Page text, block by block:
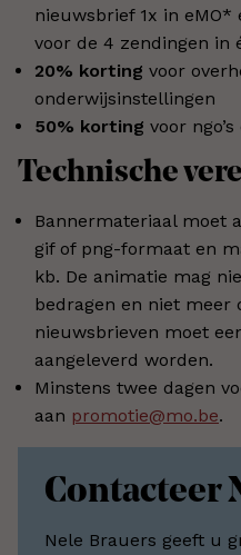
nieuwsbrief 1x in
voor de 4 zendingen in
20% korting voor
onderwijsinstellingen
50% korting voor
Technische
Bannermateriaal moet
gif of png-formaat en
kb. De animatie mag
bedragen en niet meer
nieuwsbrieven moet
aangeleverd worden.
Minstens twee dagen
aan promotie@mo.be.
Contacteer
Nele Brauers geeft u